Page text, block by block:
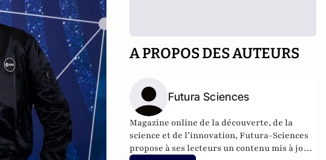
A PROPOS DES AUTEURS
Futura Sciences
Magazine online de la découverte, de la
science et de l’innovation,Futura-Sciences
propose à ses lecteurs un contenu mis à jour